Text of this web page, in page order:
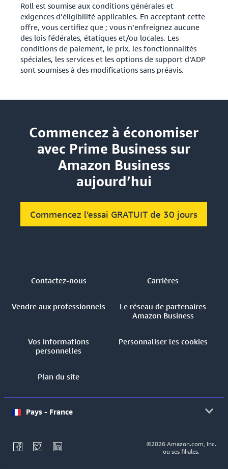
Roll est soumise aux conditions générales et
exigences d’éligibilité applicables. En acceptant cette
offre, vous certifiez que ; vous n’enfreignez aucune
des lois fédérales, étatiques et/ou locales. Les
conditions de paiement, le prix, les fonctionnalités
spéciales, les services et les options de support d’ADP
sont soumises à des modifications sans préavis.
Commencez à économiser
avec Prime Business sur
Amazon Business
aujourd’hui
Commencez l’essai GRATUIT de 30 jours
Contactez-nous Carrières
Vendre aux professionnels
Le réseau de partenaires
Amazon Business
Vos informations
personnelles
Personnaliser les cookies
Plan du site
Pays - France
©2026 Amazon.com, Inc.
ou ses filiales.